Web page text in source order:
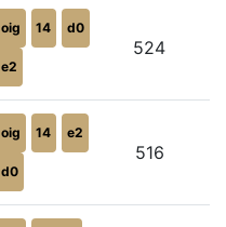
oig 14 d0
e2
524
oig 14 e2
d0
516